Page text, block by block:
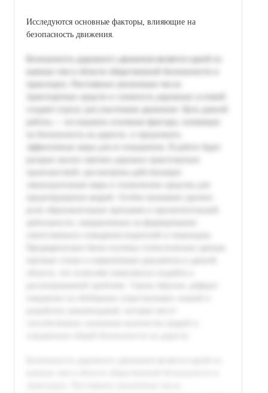
Исследуются основные факторы, влияющие на
безопасность движения.